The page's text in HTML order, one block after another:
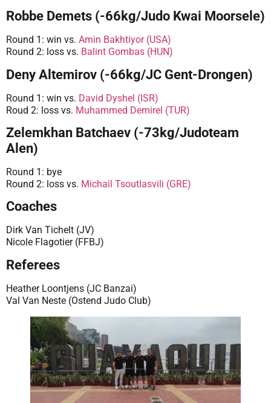
Robbe Demets (-66kg/Judo Kwai Moorsele)
Round 1: win vs. Amin Bakhtiyor (USA)
Round 2: loss vs. Balint Gombas (HUN)
Deny Altemirov (-66kg/JC Gent-Drongen)
Round 1: win vs. David Dyshel (ISR)
Roud 2: loss vs. Muhammed Demirel (TUR)
Zelemkhan Batchaev (-73kg/Judoteam
Alen)
Round 1: bye
Round 2: loss vs. Michail Tsoutlasvili (GRE)
Coaches
Dirk Van Tichelt (JV)
Nicole Flagotier (FFBJ)
Referees
Heather Loontjens (JC Banzai)
Val Van Neste (Ostend Judo Club)